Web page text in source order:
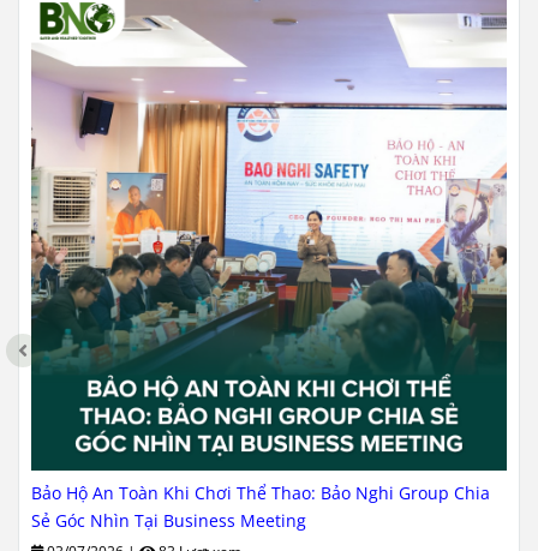
Bảo Hộ An Toàn Khi Chơi Thể Thao: Bảo Nghi Group Chia
Sẻ Góc Nhìn Tại Business Meeting